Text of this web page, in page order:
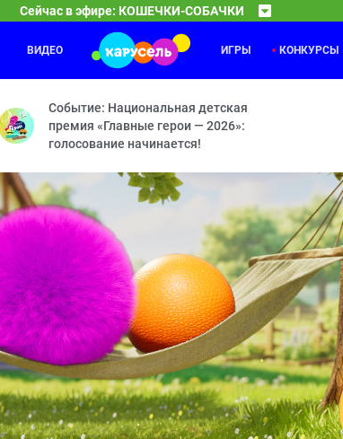
Сейчас в эфире: КОШЕЧКИ-СОБАЧКИ
У меня лапки
ВИДЕО ИГРЫ КОНКУРСЫ
Событие: Национальная детская
премия «Главные герои — 2026»:
голосование начинается!